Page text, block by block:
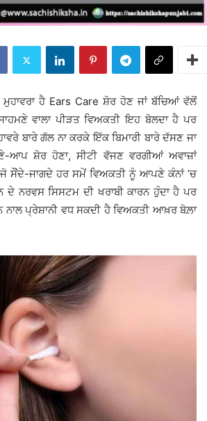
ਹੈ Ears Care ਸ਼ੋਰ ਹੋਣ ਜਾਂ ਬੱਚਿਆਂ ਵੱਲੋਂ
ਵਾਲਾ ਪੀੜਤ ਵਿਅਕਤੀ ਇਹ ਬੋਲਦਾ ਹੈ ਪਰ
ਬਾਰੇ ਗੱਲ ਨਾ ਕਰਕੇ ਇੱਕ ਬਿਮਾਰੀ ਬਾਰੇ ਦੱਸਣ ਜਾ
ਆਪ ਸ਼ੋਰ ਹੋਣਾ, ਸੀਟੀ ਵੱਜਣ ਵਰਗੀਆਂ ਅਵਾਜ਼ਾਂ
ਸੌਂਦੇ-ਜਾਗਦੇ ਹਰ ਸਮੇਂ ਵਿਅਕਤੀ ਨੂੰ ਆਪਣੇ ਕੰਨਾਂ ’ਚ
ਨਰਵਸ ਸਿਸਟਮ ਦੀ ਖਰਾਬੀ ਕਾਰਨ ਹੁੰਦਾ ਹੈ ਪਰ
ਪ੍ਰੇਸ਼ਾਨੀ ਵਧ ਸਕਦੀ ਹੈ ਵਿਅਕਤੀ ਆਖ਼ਰ ਬੋਲ਼ਾ